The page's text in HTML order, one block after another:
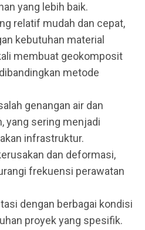
yang lebih baik.
relatif mudah dan cepat,
kebutuhan material
membuat geokomposit
metode
genangan air dan
yang sering menjadi
infrastruktur.
dan deformasi,
frekuensi perawatan
dengan berbagai kondisi
proyek yang spesifik.